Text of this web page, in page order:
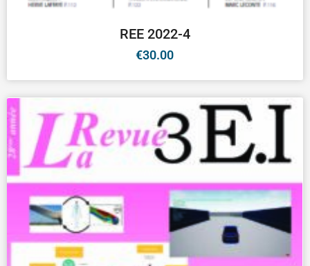
REE 2022-4
€30.00